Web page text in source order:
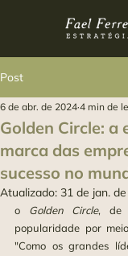
Post
Golden Circle: a
marca das
sucesso no
6 de abr. de 2024 4 min de
Atualizado: 31 de jan.
o Golden Circle, de
popularidade por
"Como os grandes